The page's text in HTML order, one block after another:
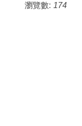
瀏覽數: 174